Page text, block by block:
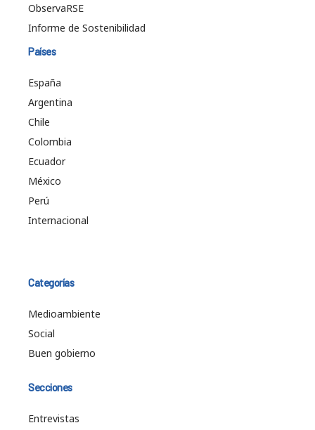
ObservaRSE
Informe de Sostenibilidad
Países
España
Argentina
Chile
Colombia
Ecuador
México
Perú
Internacional
Categorías
Medioambiente
Social
Buen gobierno
Secciones
Entrevistas